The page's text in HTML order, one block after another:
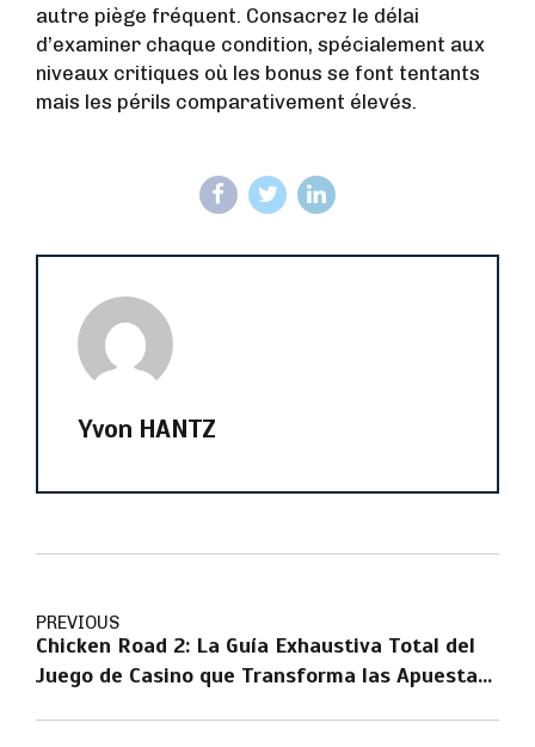
autre piège fréquent. Consacrez le délai
d’examiner chaque condition, spécialement aux
niveaux critiques où les bonus se font tentants
mais les périls comparativement élevés.
Yvon HANTZ
PREVIOUS
Chicken Road 2: La Guía Exhaustiva Total del
Juego de Casino que Transforma las Apuestas